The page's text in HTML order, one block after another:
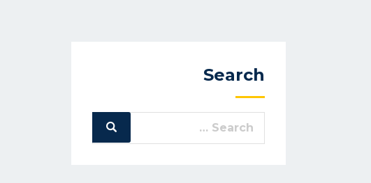
Search
Search
Search